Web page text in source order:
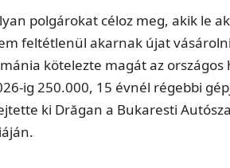
polgárokat céloz meg, akik le
feltétlenül akarnak újat
kötelezte magát az
ig 250.000, 15 évnél régebbi
ki Drăgan a Bukaresti